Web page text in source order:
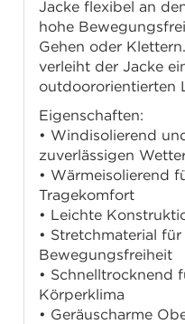
Jacke flexibel an
hohe
Gehen oder
verleiht der Jacke
outdoororientierten
Eigenschaften:
• Windisolierend
zuverlässigen
• Wärmeisolierend
Tragekomfort
• Leichte
• Stretchmaterial
Bewegungsfreiheit
• Schnelltrocknend
Körperklima
• Geräuscharme